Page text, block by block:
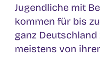
Jugendliche mit
kommen für bis
ganz
meistens von